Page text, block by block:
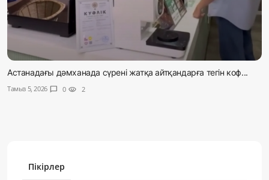
Астанадағы дәмханада сүрені жатқа айтқандарға тегін коф...
Тамыз 5, 2026 chat_bubble 0 visibility 2
Пікірлер